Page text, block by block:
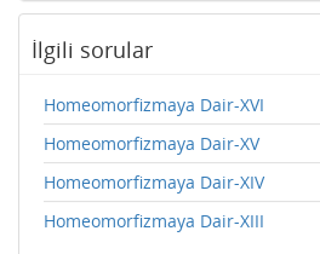
İlgili sorular
Homeomorfizmaya Dair-XVI
Homeomorfizmaya Dair-XV
Homeomorfizmaya Dair-XIV
Homeomorfizmaya Dair-XIII